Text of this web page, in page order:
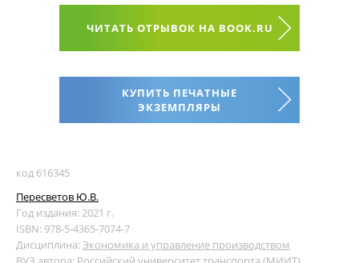
ЧИТАТЬ ОТРЫВОК НА BOOK.RU
КУПИТЬ ПЕЧАТНЫЕ
ЭКЗЕМПЛЯРЫ
код 616345
Пересветов Ю.В.
Год издания: 2021 г.
ISBN: 978-5-4365-7074-7
Дисциплина: Экономика и управление производством